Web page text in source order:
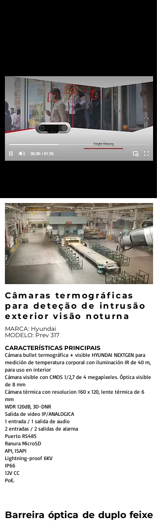
Câmaras termográficas
para deteção de intrusão
exterior visão noturna
MARCA: Hyundai
MODELO: Prev 317
CARACTERÍSTICAS PRINCIPAIS
Cámara bullet termográfica + visible HYUNDAI NEXTGEN para
medición de temperatura corporal con iluminación IR de 40 m,
para uso en interior
Cámara visible con CMOS 1/2,7 de 4 megapíxeles. Óptica visible
de 8 mm
Cámara térmica con resolucion 160 x 120, lente térmica de 6
mm
WDR 120dB, 3D-DNR
Salida de video IP/ANALOGICA
1 entrada / 1 salida de audio
2 entradas / 2 salidas de alarma
Puerto RS485
Ranura MicroSD
API, ISAPI
Lightning-proof 6KV
IP66
12V CC
PoE.
Barreira óptica de duplo feixe